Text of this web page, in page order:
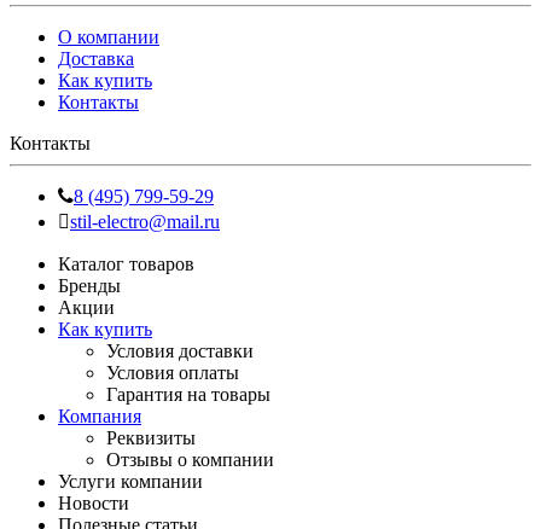
О компании
Доставка
Как купить
Контакты
Контакты
8 (495) 799-59-29
stil-electro@mail.ru
Каталог товаров
Бренды
Акции
Как купить
Условия доставки
Условия оплаты
Гарантия на товары
Компания
Реквизиты
Отзывы о компании
Услуги компании
Новости
Полезные статьи